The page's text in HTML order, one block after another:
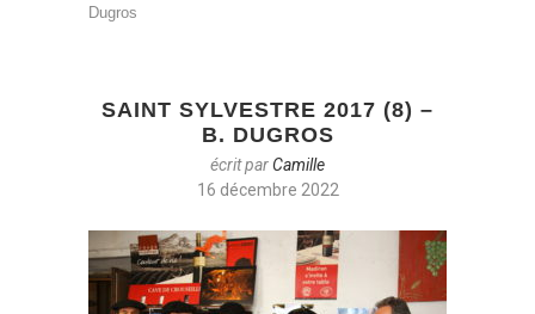
Dugros
SAINT SYLVESTRE 2017 (8) –
B. DUGROS
écrit parCamille
16 décembre 2022